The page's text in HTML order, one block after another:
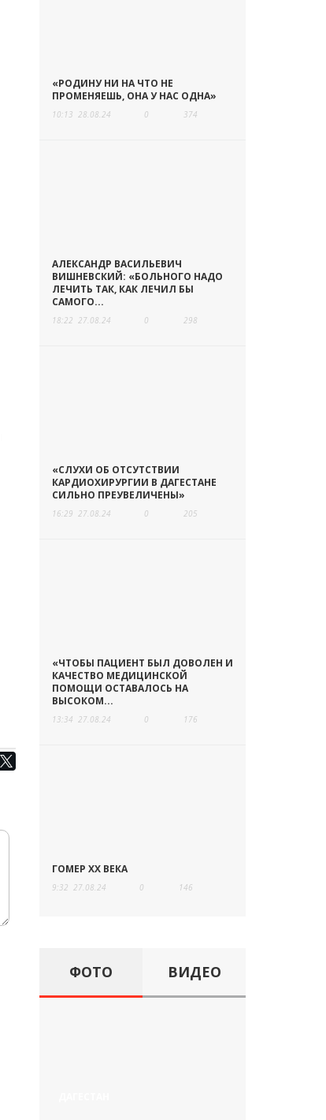
«РОДИНУ НИ НА ЧТО НЕ
ПРОМЕНЯЕШЬ, ОНА У НАС ОДНА»
10:13 28.08.24 0 374
АЛЕКСАНДР ВАСИЛЬЕВИЧ
ВИШНЕВСКИЙ: «БОЛЬНОГО НАДО
ЛЕЧИТЬ ТАК, КАК ЛЕЧИЛ БЫ
САМОГО...
18:22 27.08.24 0 298
«СЛУХИ ОБ ОТСУТСТВИИ
КАРДИОХИРУРГИИ В ДАГЕСТАНЕ
СИЛЬНО ПРЕУВЕЛИЧЕНЫ»
16:29 27.08.24 0 205
«ЧТОБЫ ПАЦИЕНТ БЫЛ ДОВОЛЕН И
КАЧЕСТВО МЕДИЦИНСКОЙ
ПОМОЩИ ОСТАВАЛОСЬ НА
ВЫСОКОМ...
13:34 27.08.24 0 176
ГОМЕР ХХ ВЕКА
9:32 27.08.24 0 146
ФОТО ВИДЕО